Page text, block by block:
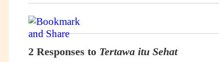
2 Responses to Tertawa itu Sehat